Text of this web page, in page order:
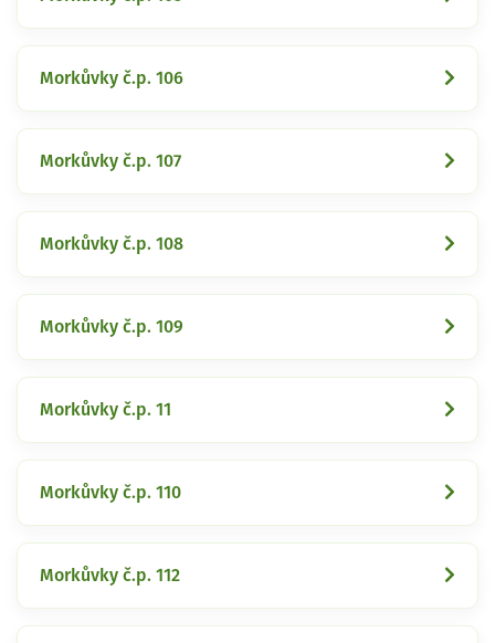
Morkůvky č.p. 106
Morkůvky č.p. 107
Morkůvky č.p. 108
Morkůvky č.p. 109
Morkůvky č.p. 11
Morkůvky č.p. 110
Morkůvky č.p. 112